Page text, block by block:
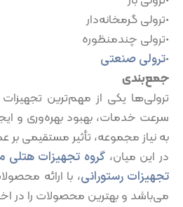
•ترولی گرمخانه‌دار
•ترولی چندمنظوره
•ترولی صنعتی
جمع‌بندی
ترولی‌ها یکی از مهم‌ترین
سرعت خدمات، بهبود بهره‌وری و
به نیاز مجموعه، تأثیر مستقیمی
در این میان،گروه تجهیزات هتلی
تجهیزات رستورانی، با ارائه
می‌باشد و بهترین محصولات را در